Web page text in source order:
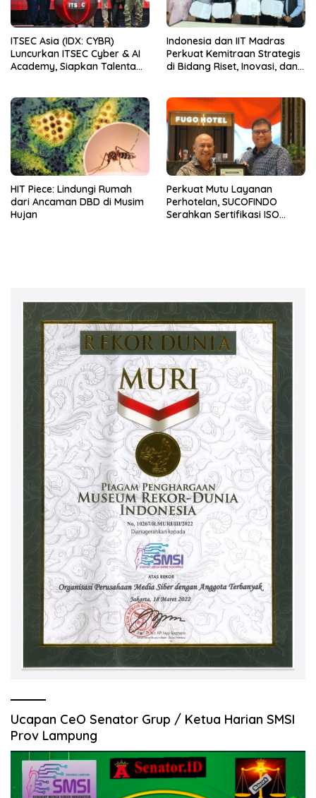
ITSEC Asia (IDX: CYBR)
Luncurkan ITSEC Cyber & AI
Academy, Siapkan Talenta
Memimpin Era AI
Indonesia dan IIT Madras
Perkuat Kemitraan Strategis
di Bidang Riset, Inovasi, dan
HIT Piece: Lindungi Rumah
dari Ancaman DBD di Musim
Hujan
Perkuat Mutu Layanan
Perhotelan, SUCOFINDO
Serahkan Sertifikasi ISO
Ucapan CeO Senator Grup / Ketua Harian SMSI
Prov Lampung